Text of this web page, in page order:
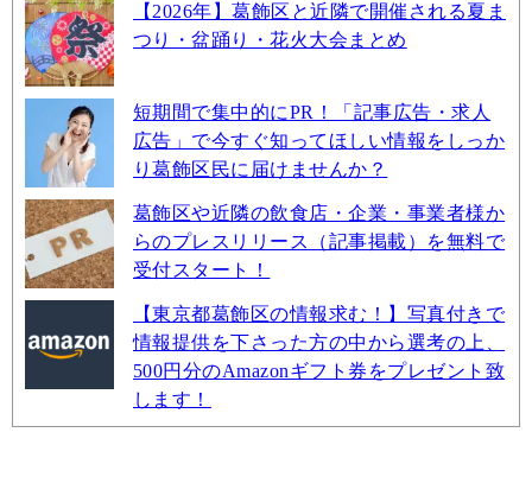
【2026年】葛飾区と近隣で開催される夏ま
つり・盆踊り・花火大会まとめ
短期間で集中的にPR！「記事広告・求人
広告」で今すぐ知ってほしい情報をしっか
り葛飾区民に届けませんか？
葛飾区や近隣の飲食店・企業・事業者様か
らのプレスリリース（記事掲載）を無料で
受付スタート！
【東京都葛飾区の情報求む！】写真付きで
情報提供を下さった方の中から選考の上、
500円分のAmazonギフト券をプレゼント致
します！